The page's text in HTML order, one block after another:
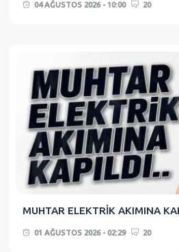
04 AĞUSTOS 2026 - 10:00 20
MUHTAR ELEKTRİK AKIMINA
01 AĞUSTOS 2026 - 02:29 20